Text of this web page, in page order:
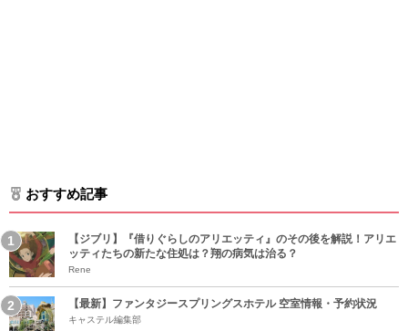
おすすめ記事
【ジブリ】『借りぐらしのアリエッティ』のその後を解説！アリエ
ッティたちの新たな住処は？翔の病気は治る？
Rene
【最新】ファンタジースプリングスホテル 空室情報・予約状況
キャステル編集部